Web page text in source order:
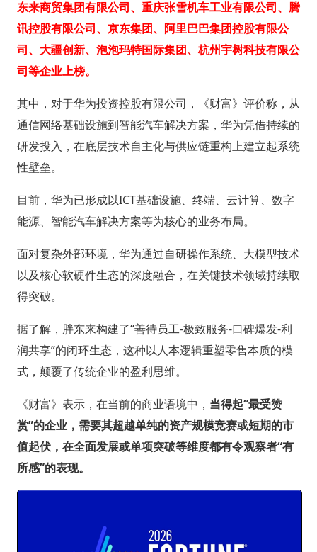
东来商贸集团有限公司、重庆张雪机车工业有限公司、腾
讯控股有限公司、京东集团、阿里巴巴集团控股有限公
司、大疆创新、泡泡玛特国际集团、杭州宇树科技有限公
司等企业上榜。
其中，对于华为投资控股有限公司，《财富》评价称，从
通信网络基础设施到智能汽车解决方案，华为凭借持续的
研发投入，在底层技术自主化与供应链重构上建立起系统
性壁垒。
目前，华为已形成以ICT基础设施、终端、云计算、数字
能源、智能汽车解决方案等为核心的业务布局。
面对复杂外部环境，华为通过自研操作系统、大模型技术
以及核心软硬件生态的深度融合，在关键技术领域持续取
得突破。
据了解，胖东来构建了“善待员工-极致服务-口碑爆发-利
润共享”的闭环生态，这种以人本逻辑重塑零售本质的模
式，颠覆了传统企业的盈利思维。
《财富》表示，在当前的商业语境中， 当得起“最受赞
赏”的企业，需要其超越单纯的资产规模竞赛或短期的市
值起伏，在全面发展或单项突破等维度都有令观察者“有
所感”的表现。